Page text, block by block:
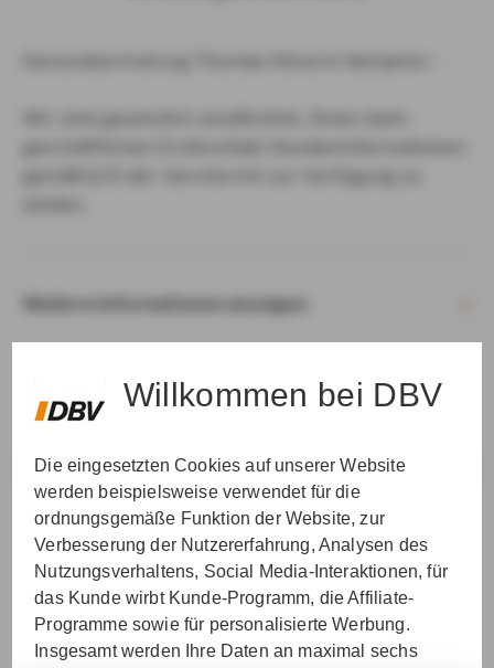
Willkommen bei DBV
Die eingesetzten Cookies auf unserer Website
werden beispielsweise verwendet für die
ordnungsgemäße Funktion der Website, zur
Verbesserung der Nutzererfahrung, Analysen des
Nutzungsverhaltens, Social Media-Interaktionen, für
das Kunde wirbt Kunde-Programm, die Affiliate-
Programme sowie für personalisierte Werbung.
Insgesamt werden Ihre Daten an maximal sechs
Weitere Informationen anzeigen
VER­STAN­DEN & WEI­TER